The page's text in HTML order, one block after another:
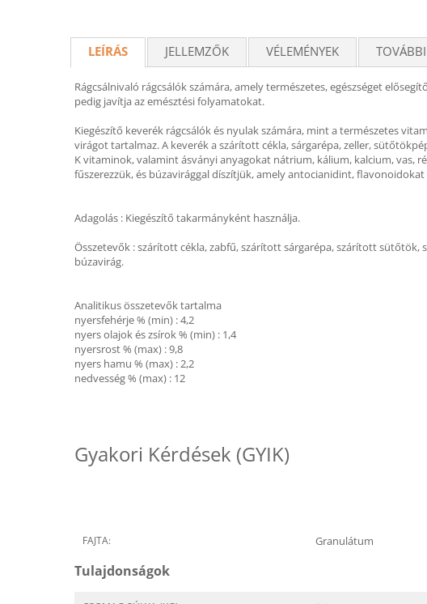
LEÍRÁS JELLEMZŐK VÉLEMÉNYEK
Rágcsálnivaló rágcsálók számára, amely természetes, egészséget
pedig javítja az emésztési folyamatokat.
Kiegészítő keverék rágcsálók és nyulak számára, mint a természetes
virágot tartalmaz. A keverék a szárított cékla, sárgarépa, zeller,
K vitaminok, valamint ásványi anyagokat nátrium, kálium, kalcium, vas,
fűszerezzük, és búzavirággal díszítjük, amely antocianidint,
Adagolás : Kiegészítő takarmányként használja.
Összetevők : szárított cékla, zabfű, szárított sárgarépa, szárított
búzavirág.
Analitikus összetevők tartalma
nyersfehérje % (min) : 4,2
nyers olajok és zsírok % (min) : 1,4
nyersrost % (max) : 9,8
nyers hamu % (max) : 2,2
nedvesség % (max) : 12
Gyakori Kérdések (GYIK)
FAJTA: Granulátum
Tulajdonságok